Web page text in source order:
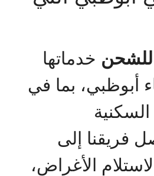
للشحن خدماتها
أبوظبي، بما في
فريقنا إلى
الأغراض،